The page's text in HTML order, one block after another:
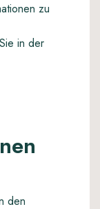
zu
in der
den